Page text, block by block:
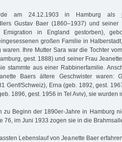
am 24.12.1903 in Hamburg als
Gustav Baer (1860–1937) und
in England gestorben),
großen Familie in
waren. Ihre Mutter Sara war die Tochter
gest. 1888) und seiner Frau
stammte aus einer Rabbinerfamilie.
Baers ältere Geschwister waren:
Genf/Schweiz), Erna (geb. 1892, gest.
1896, gest. 1956 in Tel Aviv), sie wurden
zu Beginn der 1890er-Jahre in Hamburg
76, im Juni 1933 zogen sie in die
Lebenslauf von Jeanette Baer